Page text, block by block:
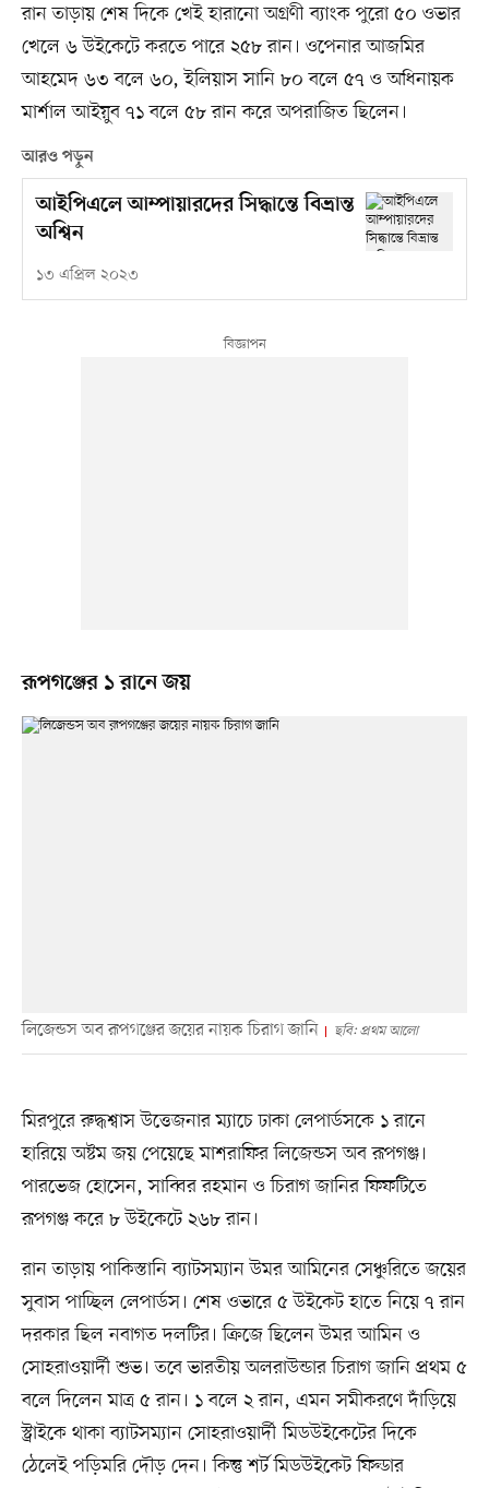
রান তাড়ায় শেষ দিকে খেই হারানো অগ্রণী ব্যাংক পুরো ৫০ ওভার
খেলে ৬ উইকেটে করতে পারে ২৫৮ রান। ওপেনার আজমির
আহমেদ ৬৩ বলে ৬০, ইলিয়াস সানি ৮০ বলে ৫৭ ও অধিনায়ক
মার্শাল আইয়ুব ৭১ বলে ৫৮ রান করে অপরাজিত ছিলেন।
আরও পড়ুন
আইপিএলে আম্পায়ারদের সিদ্ধান্তে বিভ্রান্ত
অশ্বিন
১৩ এপ্রিল ২০২৩
রূপগঞ্জের ১ রানে জয়
লিজেন্ডস অব রূপগঞ্জের জয়ের নায়ক চিরাগ জানি ছবি: প্রথম আলো
মিরপুরে রুদ্ধশ্বাস উত্তেজনার ম্যাচে ঢাকা লেপার্ডসকে ১ রানে
হারিয়ে অষ্টম জয় পেয়েছে মাশরাফির লিজেন্ডস অব রূপগঞ্জ।
পারভেজ হোসেন, সাব্বির রহমান ও চিরাগ জানির ফিফটিতে
রূপগঞ্জ করে ৮ উইকেটে ২৬৮ রান।
রান তাড়ায় পাকিস্তানি ব্যাটসম্যান উমর আমিনের সেঞ্চুরিতে জয়ের
সুবাস পাচ্ছিল লেপার্ডস। শেষ ওভারে ৫ উইকেট হাতে নিয়ে ৭ রান
দরকার ছিল নবাগত দলটির। ক্রিজে ছিলেন উমর আমিন ও
সোহরাওয়ার্দী শুভ। তবে ভারতীয় অলরাউন্ডার চিরাগ জানি প্রথম ৫
বলে দিলেন মাত্র ৫ রান। ১ বলে ২ রান, এমন সমীকরণে দাঁড়িয়ে
স্ট্রাইকে থাকা ব্যাটসম্যান সোহরাওয়ার্দী মিডউইকেটের দিকে
ঠেলেই পড়িমরি দৌড় দেন। কিন্তু শর্ট মিডউইকেট ফিল্ডার